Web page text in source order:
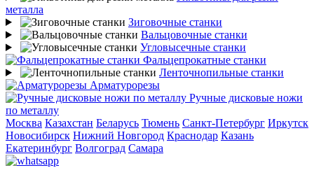
металла
Зиговочные станки
Вальцовочные станки
Угловысечные станки
Фальцепрокатные станки
Ленточнопильные станки
Арматурорезы
Ручные дисковые ножи
по металлу
Москва Казахстан Беларусь Тюмень Санкт-Петербург Иркутск
Новосибирск Нижний Новгород Краснодар Казань
Екатеринбург Волгоград Самара